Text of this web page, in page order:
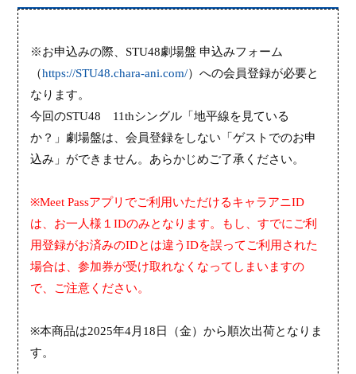
※お申込みの際、 STU48劇場盤 申込みフォーム
（https://STU48.chara-ani.com/）への会員登録が必要と
なります。
今回のSTU48 11thシングル「地平線を見ている
か？」劇場盤は、会員登録をしない「ゲストでのお申
込み」ができません。あらかじめご了承ください。
※Meet Passアプリでご利用いただけるキャラアニID
は、お一人様１IDのみとなります。もし、すでにご利
用登録がお済みのIDとは違うIDを誤ってご利用された
場合は、参加券が受け取れなくなってしまいますの
で、ご注意ください。
※本商品は2025年4月 18 日（金）から順次出荷となりま
す。